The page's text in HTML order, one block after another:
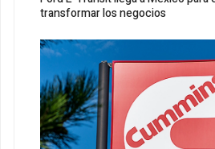
transformar los negocios